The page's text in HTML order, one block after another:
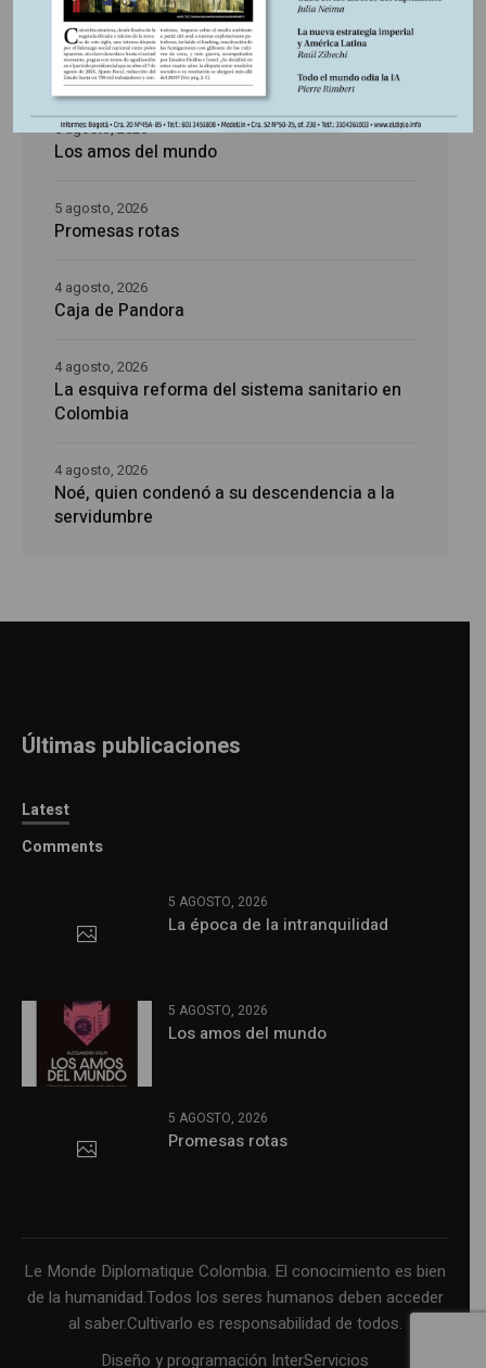
La época de la intranquilidad
5 agosto, 2026
Los amos del mundo
5 agosto, 2026
Promesas rotas
5 agosto, 2026
Caja de Pandora
4 agosto, 2026
La esquiva reforma del sistema sanitario en
Colombia
4 agosto, 2026
Noé, quien condenó a su descendencia a la
servidumbre
4 agosto, 2026
Últimas publicaciones
Latest
Comments
5 AGOSTO, 2026
La época de la intranquilidad
5 AGOSTO, 2026
Los amos del mundo
5 AGOSTO, 2026
Promesas rotas
Le Monde Diplomatique Colombia. El conocimiento es bien
de la humanidad.Todos los seres humanos deben acceder
al saber.Cultivarlo es responsabilidad de todos.
Diseño y programación InterServicios